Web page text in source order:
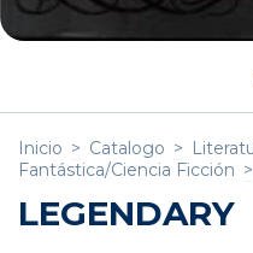
Inicio > Catalogo >
Fantástica/Ciencia Ficción >
LEGENDARY